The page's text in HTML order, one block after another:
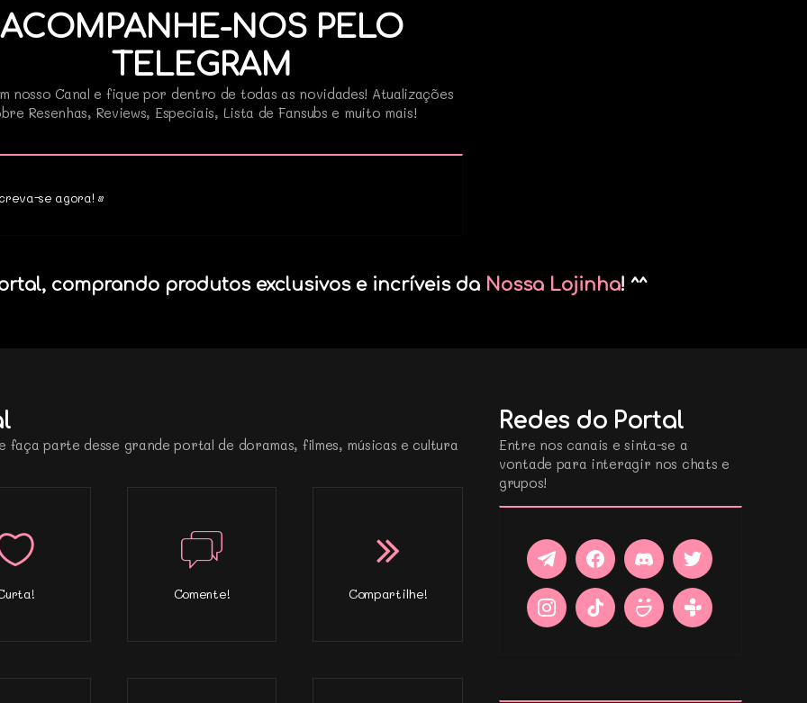
ACOMPANHE-NOS PELO
TELEGRAM
nosso Canal e fique por dentro de todas as novidades! Atualizações
Resenhas, Reviews, Especiais, Lista de Fansubs e muito mais!
se agora! •
comprando produtos exclusivos e incríveis da Nossa Lojinha! ^^
faça parte desse grande portal de doramas, filmes, músicas e cultura
Comente! Compartilhe!
Redes do Portal
Entre nos canais e sinta-se a
vontade para interagir nos chats e
grupos!